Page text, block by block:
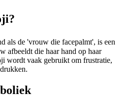
als de 'vrouw die facepalmt', is een
afbeeldt die haar hand op haar
wordt vaak gebruikt om frustratie,